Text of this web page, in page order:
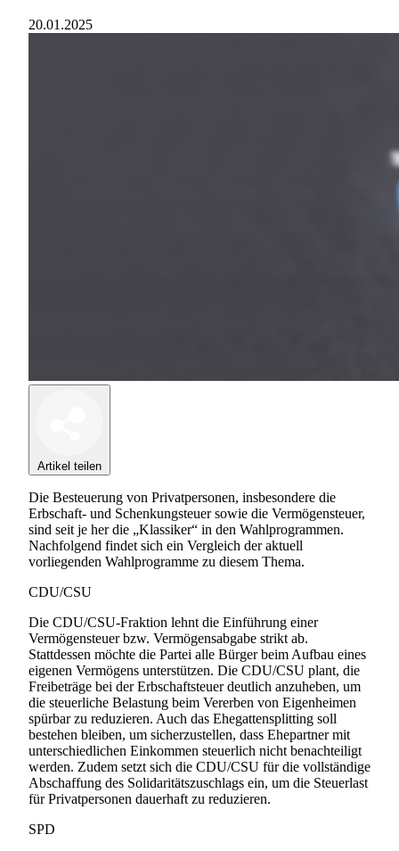
20.01.2025
Artikel teilen
Die Besteuerung von Privatpersonen, insbesondere die
Erbschaft- und Schenkungsteuer sowie die Vermögensteuer,
sind seit je her die „Klassiker“ in den Wahlprogrammen.
Nachfolgend findet sich ein Vergleich der aktuell
vorliegenden Wahlprogramme zu diesem Thema.
CDU/CSU
Die CDU/CSU-Fraktion lehnt die Einführung einer
Vermögensteuer bzw. Vermögensabgabe strikt ab.
Stattdessen möchte die Partei alle Bürger beim Aufbau eines
eigenen Vermögens unterstützen. Die CDU/CSU plant, die
Freibeträge bei der Erbschaftsteuer deutlich anzuheben, um
die steuerliche Belastung beim Vererben von Eigenheimen
spürbar zu reduzieren. Auch das Ehegattensplitting soll
bestehen bleiben, um sicherzustellen, dass Ehepartner mit
unterschiedlichen Einkommen steuerlich nicht benachteiligt
werden. Zudem setzt sich die CDU/CSU für die vollständige
Abschaffung des Solidaritätszuschlags ein, um die Steuerlast
für Privatpersonen dauerhaft zu reduzieren.
SPD